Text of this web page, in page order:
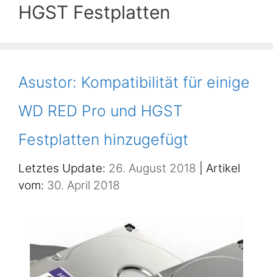
HGST Festplatten
Asustor: Kompatibilität für einige
WD RED Pro und HGST
Festplatten hinzugefügt
26. August 2018
30. April 2018